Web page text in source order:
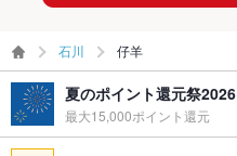
石川 仔羊
夏のポイント還元祭2026
最大15,000ポイント還元